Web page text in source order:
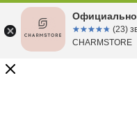
☆☆☆☆☆
★★★★★ (23)
CHARMSTORE